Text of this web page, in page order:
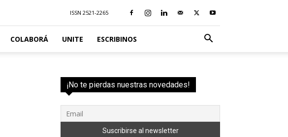
ISSN 2521-2265
COLABORÁ UNITE ESCRIBINOS
¡No te pierdas nuestras novedades!